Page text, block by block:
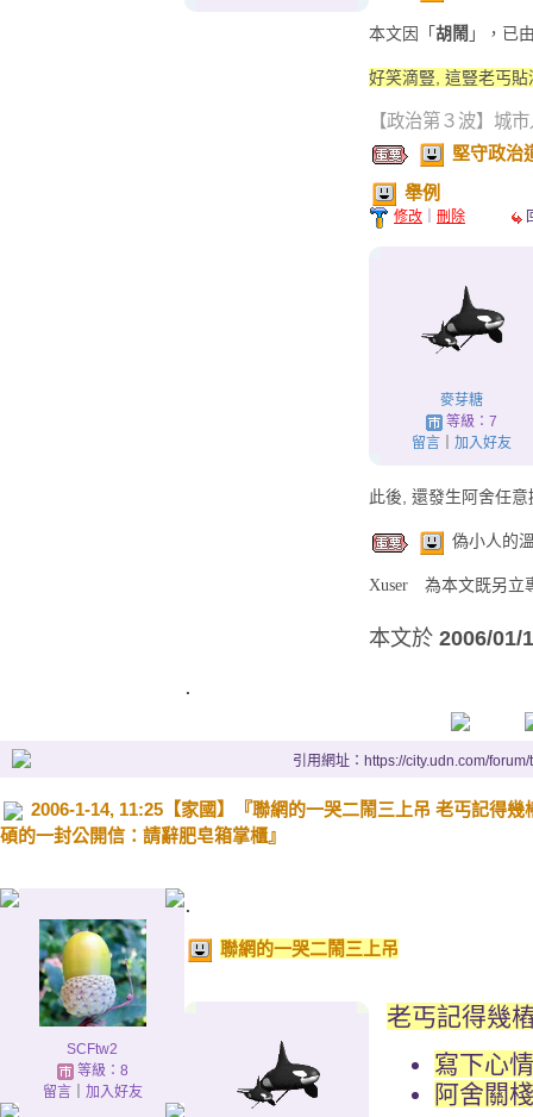
本文因「 胡鬧 」，已
好笑滴豎, 這豎老丐貼
【政治第３波】城市
堅守政治
舉例
修改 刪除
麥芽糖
等級：7
留言｜ 加入好友
此後, 還發生阿舍任
偽小人的
Xuser 為本文既另立
本文於 2006/01/
.
引用網址：https://city.udn.com/
2006-1-14, 11:25【家國】『聯網的一哭二鬧三上吊 老丐記得
碩的一封公開信：請辭肥皂箱掌櫃』
SCFtw2
等級：8
留言｜ 加入好友
.
聯網的一哭二鬧三上吊
老丐記得幾
寫下心
阿舍關棧